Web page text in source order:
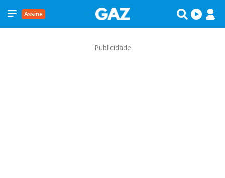
Assine
Publicidade